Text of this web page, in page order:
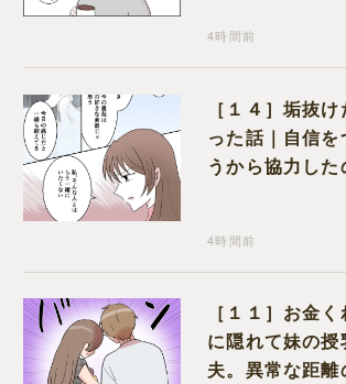
4時間前
［１４］垢抜
った話｜自信
うから協力し
4時間前
［１１］お金
に隠れて妹の授
夫。異常な距